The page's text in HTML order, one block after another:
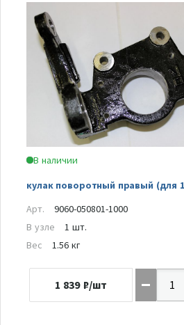
В наличии
кулак поворотный правый (для
Арт.
9060-050801-1000
В узле
1 шт.
Вес
1.56 кг
1 839 ₽/шт